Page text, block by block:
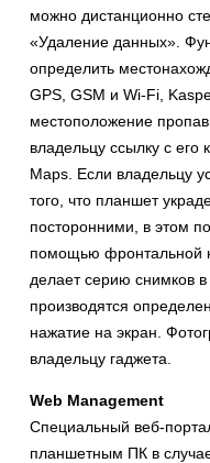
можно дистанционно
«Удаление данных».
определить
GPS, GSM и Wi-Fi,
местоположение
владельцу ссылку с его
Maps. Если владельцу
того, что планшет
посторонними, в этом
помощью фронтальной
делает серию снимков
производятся
нажатие на экран.
владельцу гаджета.
Web Management
Специальный веб-
планшетным ПК в